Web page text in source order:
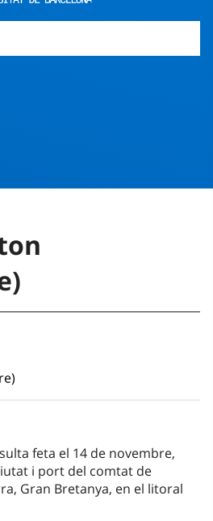
feta el 14 de novembre,
i port del comtat de
Gran Bretanya, en el litoral